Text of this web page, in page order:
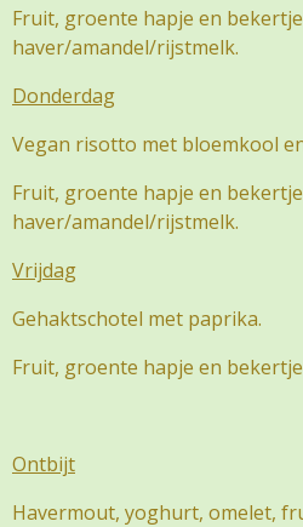
Fruit, groente hapje en bekertje
haver/amandel/rijstmelk.
Donderdag
Vegan risotto met bloemkool
Fruit, groente hapje en bekertje
haver/amandel/rijstmelk.
Vrijdag
Gehaktschotel met paprika.
Fruit, groente hapje en
Ontbijt
Havermout, yoghurt, omelet,